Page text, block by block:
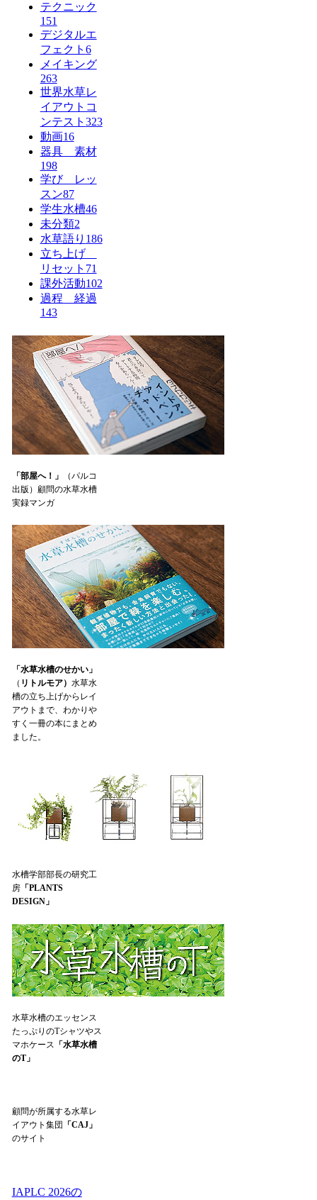
テクニック
151
デジタルエ
フェクト 6
メイキング
263
世界水草レ
イアウトコ
ンテスト 323
動画16
器具 素材
198
学び レッ
スン87
学生水槽46
未分類2
水草語り 186
立ち上げ
リセット 71
課外活動102
過程 経過
143
「部屋へ！」
（パルコ
出版）顧問の水草水槽
実録マンガ
「水草水槽のせかい」
（ リトルモア） 水草水
槽の立ち上げからレイ
アウトまで、わかりや
すく一冊の本にまとめ
ました。
水槽学部部長の研究工
房「PLANTS
DESIGN」
水草水槽のエッセンス
たっぷりのTシャツやス
マホケース 「水草水槽
のT」
顧問が所属する水草レ
イアウト集団
「CAJ」
のサイト
IAPLC 2026の